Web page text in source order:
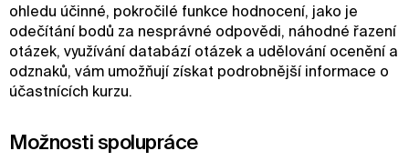
ohledu účinné, pokročilé funkce hodnocení, jako je
odečítání bodů za nesprávné odpovědi, náhodné řazení
otázek, využívání databází otázek a udělování ocenění a
odznaků, vám umožňují získat podrobnější informace o
účastnících kurzu.
Možnosti spolupráce